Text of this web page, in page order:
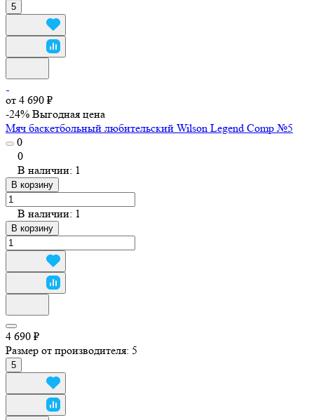
5
от 4 690 ₽
-24% Выгодная цена
Мяч баскетбольный любительский Wilson Legend Comp №5
0
0
В наличии: 1
В корзину
В наличии: 1
В корзину
4 690 ₽
Размер от производителя: 5
5